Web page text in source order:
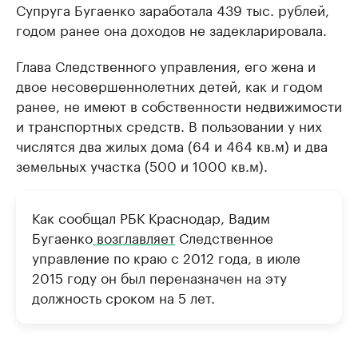
Супруга Бугаенко заработала 439 тыс. рублей,
годом ранее она доходов не задекларировала.
Глава Следственного управления, его жена и
двое несовершеннолетних детей, как и годом
ранее, не имеют в собственности недвижимости
и транспортных средств. В пользовании у них
числятся два жилых дома (64 и 464 кв.м) и два
земельных участка (500 и 1000 кв.м).
Как сообщал РБК Краснодар, Вадим
Бугаенко возглавляет Следственное
управление по краю с 2012 года, в июле
2015 году он был переназначен на эту
должность сроком на 5 лет.